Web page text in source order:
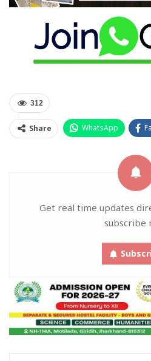
312
Share WhatsApp
Get real time updates
subscribe